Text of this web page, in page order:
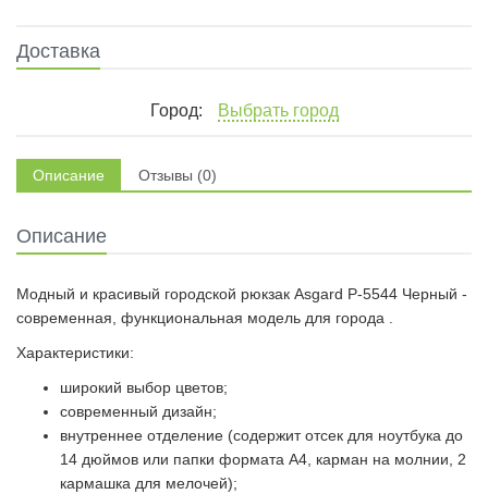
Доставка
Город: Выбрать город
Описание Отзывы (0)
Описание
Модный и красивый городской рюкзак Asgard Р-5544 Черный -
современная, функциональная модель для города .
Характеристики:
широкий выбор цветов;
современный дизайн;
внутреннее отделение (содержит отсек для ноутбука до
14 дюймов или папки формата А4, карман на молнии, 2
кармашка для мелочей);